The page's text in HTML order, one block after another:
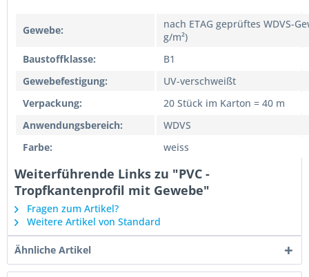
Gewebe:
nach ETAG geprüftes WDVS-
g/m²)
Baustoffklasse:
B1
Gewebefestigung:
UV-verschweißt
Verpackung:
20 Stück im Karton = 40 m
Anwendungsbereich:
WDVS
Farbe:
weiss
Weiterführende Links zu "PVC -
Tropfkantenprofil mit Gewebe"
Fragen zum Artikel?
Weitere Artikel von Standard
Ähnliche Artikel